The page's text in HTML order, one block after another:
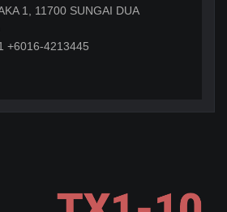
1, 11700 SUNGAI DUA
+6016-4213445